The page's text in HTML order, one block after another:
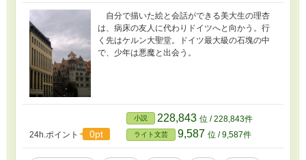
自分で描いた絵と会話ができる美大生の理杏
は、病床の友人に代わりドイツへと向かう。行
く先はケルン大聖堂。ドイツ最大級の石塊の中
で、少年は悪魔と出会う。
24h.ポイント 0pt
小説 228,843 位 / 228,843件
ライト文芸 9,587 位 / 9,587件